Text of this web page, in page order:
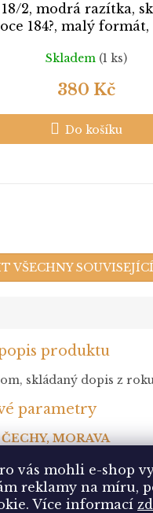
vás mohli e-shop
reklamy na míru,
Více informací
2, modrá razítka,
184?, malý
Skladem (1 ks)
380 Kč
Do košíku
VŠECHNY
produktu
skládaný dopis z roku
parametry
ČECHY, MORAVA